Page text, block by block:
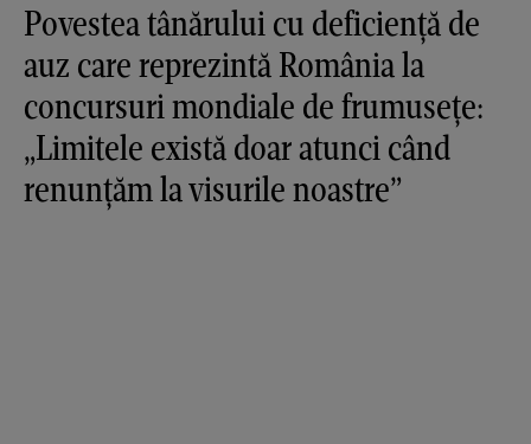
Povestea tânărului cu deficiență de
auz care reprezintă România la
concursuri mondiale de frumusețe:
„Limitele există doar atunci când
renunțăm la visurile noastre”